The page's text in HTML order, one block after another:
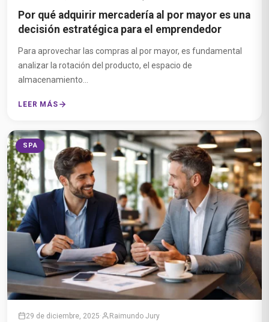
Por qué adquirir mercadería al por mayor es una
decisión estratégica para el emprendedor
Para aprovechar las compras al por mayor, es fundamental
analizar la rotación del producto, el espacio de
almacenamiento...
LEER MÁS
SPA
29 de diciembre, 2025· Raimundo Jury